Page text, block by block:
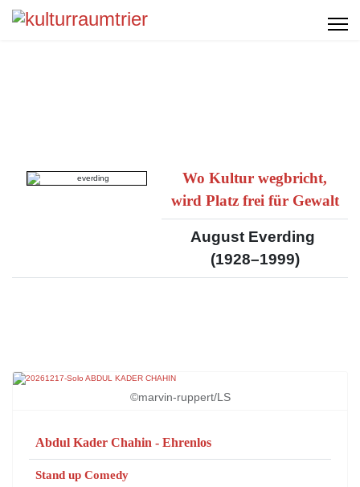
Wo Kultur wegbricht,
wird Platz frei für Gewalt
August Everding
(1928–1999)
©marvin-ruppert/LS
Abdul Kader Chahin - Ehrenlos
Stand up Comedy